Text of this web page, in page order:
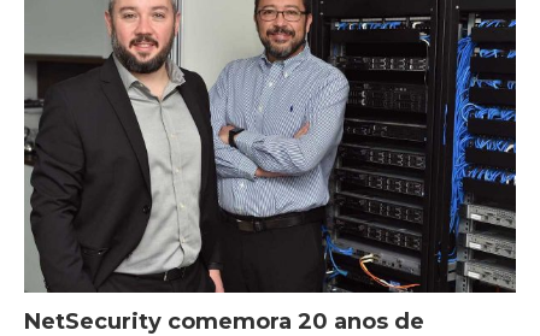
NetSecurity comemora 20 anos de